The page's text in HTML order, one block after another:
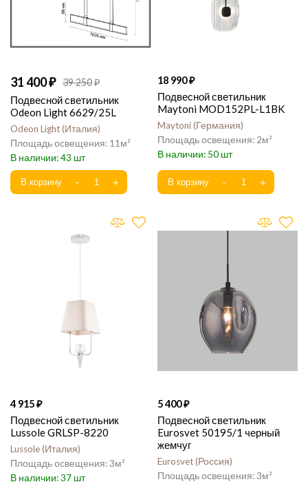
31 400 39 250
Подвесной светильник
Odeon Light 6629/25L
Odeon Light Италия
11
43
18 990
Подвесной светильник
Maytoni MOD152PL-L1BK
Maytoni Германия
2
50
4 915
Подвесной светильник
Lussole GRLSP-8220
Lussole Италия
3
37
5 400
Подвесной светильник
Eurosvet 50195/1 черный
жемчуг
Eurosvet Россия
3